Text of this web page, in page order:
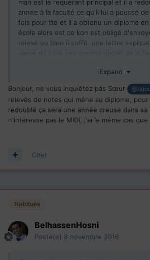
mari est le requérant principal et il a
année à la faculté ce qu'il lui a poussé
fois pour tte et il a obtenu un diplome
école alors est ce kon est obligé
relevé ou bien il suffit une lettre
si dieu le souhaite (je sais kil fallait
mais on a rencontré des obstacles) le
dans le verso de son bac il est
alors koi faire ?!!!?
Expand
Bonjour, ne vous inquiétez pas Sœur
relevés de notes qui méne au diplome,
redoublé ça sera une année creuse dans sa
n'intéresse pas le MIDI, j'ai le méme cas
Citer
Habitués
BelhassenHosni
Posté(e) 8 novembre 2016